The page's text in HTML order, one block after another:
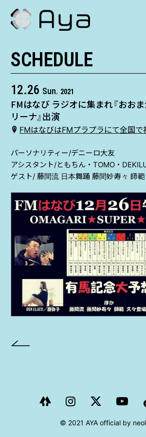
SCHEDULE
VIDEO
TICKET
CONTACT
PROJECT
AYA Solo Project
AYA Solo Project
AYA Solo Ploject
PAST SCHEDULE
SCHEDULE
12.26 Sun. 2021
FMはなび ラジオに集まれ『おお
リーナ』出演
FMはなびはFMプラプラにて全国で
パーソナリティー/デニーロ大友
アシスタント/ともちん・TOMO・
ゲスト/ 藤間流 日本舞踊 藤間妙寿々 師範
© 2021 AYA official by